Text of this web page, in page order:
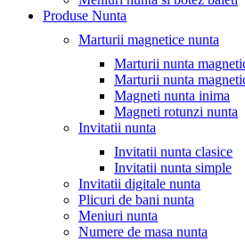
Produse Nunta
Marturii magnetice nunta
Marturii nunta
Marturii nunta
Magneti nunta inima
Magneti rotunzi nunta
Invitatii nunta
Invitatii nunta clasice
Invitatii nunta simple
Invitatii digitale nunta
Plicuri de bani nunta
Meniuri nunta
Numere de masa nunta